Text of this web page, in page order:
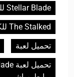
Stellar Blade للكمبيوتر من ميديا فاير مجاناً
The Stalked للكمبيوتر من ميديا فاير مجااً
تحميل لعبة